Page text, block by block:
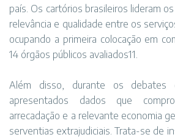
país. Os cartórios brasileiros lideram
relevância e qualidade entre os
ocupando a primeira colocação em
14 órgãos públicos avaliados11.
Além disso, durante os debates
apresentados dados que
arrecadação e a relevante economia
serventias extrajudiciais. Trata-se de